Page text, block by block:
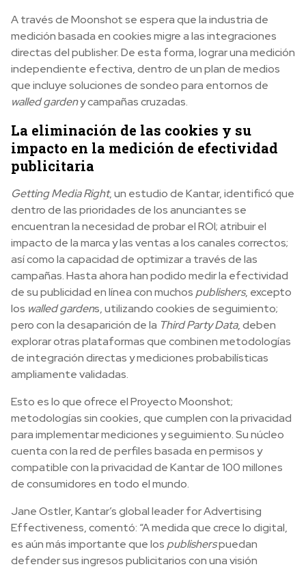
A través de Moonshot se espera que la industria de
medición basada en cookies migre a las integraciones
directas del publisher. De esta forma, lograr una medición
independiente efectiva, dentro de un plan de medios
que incluye soluciones de sondeo para entornos de
walled gardeny campañas cruzadas.
La eliminación de las cookies y su
impacto en la medición de efectividad
publicitaria
Getting Media Right, un estudio de Kantar, identificó que
dentro de las prioridades de los anunciantes se
encuentran la necesidad de probar el ROI; atribuir el
impacto de la marca y las ventas a los canales correctos;
así como la capacidad de optimizar a través de las
campañas. Hasta ahorahan podido medir la efectividad
de su publicidad en línea con muchos publishers, excepto
los walled gardens, utilizando cookies de seguimiento;
pero con la desaparición de la Third Party Data, deben
explorar otras plataformas que combinen metodologías
de integración directas y mediciones probabilísticas
ampliamente validadas.
Esto es lo que ofrece el Proyecto Moonshot;
metodologías sin cookies, que cumplen con la privacidad
para implementar mediciones y seguimiento. Su núcleo
cuenta con la red de perfiles basada en permisos y
compatible con la privacidad de Kantar de 100 millones
de consumidores en todo el mundo.
Jane Ostler, Kantar’s global leader for Advertising
Effectiveness, comentó: “A medida que crece lo digital,
es aún más importante que los publisherspuedan
defender sus ingresos publicitarios con una visión